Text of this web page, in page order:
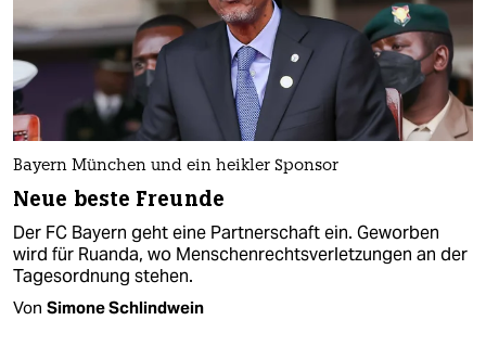
Bayern München und ein heikler Sponsor
Neue beste Freunde
Der FC Bayern geht eine Partnerschaft ein. Geworben
wird für Ruanda, wo Menschenrechtsverletzungen an der
Tagesordnung stehen.
Von Simone Schlindwein